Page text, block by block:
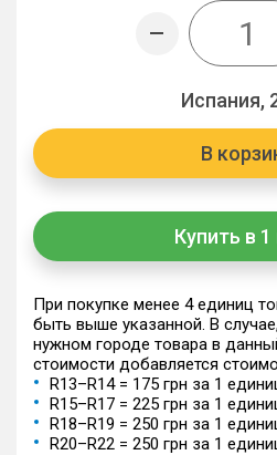
Испания,
В
Купить в 1
При покупке менее 4 единиц
быть выше указанной. В
нужном городе товара в
стоимости добавляется
R13–R14 = 175 грн за 1
R15–R17 = 225 грн за 1
R18–R19 = 250 грн за 1
R20–R22 = 250 грн за 1